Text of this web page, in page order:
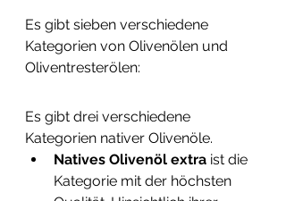
Es gibt sieben verschiedene
Kategorien von Olivenölen und
Oliventresterölen:
Es gibt drei verschiedene
Kategorien nativer Olivenöle.
Natives Olivenöl extra ist die
Kategorie mit der höchsten